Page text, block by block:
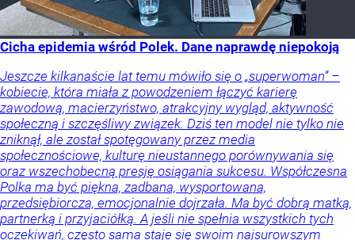
Cicha epidemia wśród Polek. Dane naprawdę niepokoją
Jeszcze kilkanaście lat temu mówiło się o „superwoman” –
kobiecie, która miała z powodzeniem łączyć karierę
zawodową, macierzyństwo, atrakcyjny wygląd, aktywność
społeczną i szczęśliwy związek. Dziś ten model nie tylko nie
zniknął, ale został spotęgowany przez media
społecznościowe, kulturę nieustannego porównywania się
oraz wszechobecną presję osiągania sukcesu. Współczesna
Polka ma być piękna, zadbana, wysportowana,
przedsiębiorcza, emocjonalnie dojrzała. Ma być dobrą matką,
partnerką i przyjaciółką. A jeśli nie spełnia wszystkich tych
oczekiwań, często sama staje się swoim najsurowszym